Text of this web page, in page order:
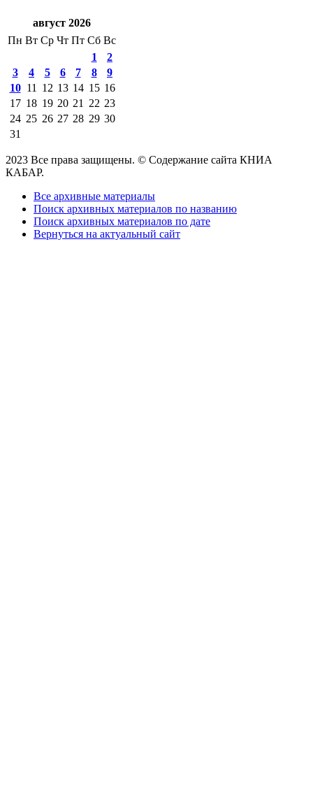
август 2026
Пн Вт Ср Чт Пт Сб Вс
1
2
3
4 5 6 7 8
9
10 11 12 13 14 15 16
17 18 19 20 21 22 23
24 25 26 27 28 29 30
31
2023 Все права защищены. © Содержание сайта КНИА
КАБАР.
Все архивные материалы
Поиск архивных материалов по названию
Поиск архивных материалов по дате
Вернуться на актуальный сайт